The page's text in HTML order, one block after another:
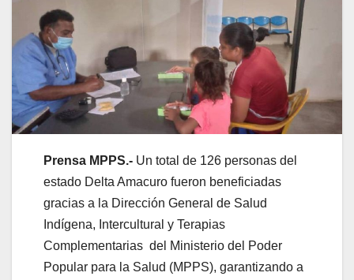
Prensa MPPS.- Un total de 126 personas del
estado Delta Amacuro fueron beneficiadas
gracias a la Dirección General de Salud
Indígena, Intercultural y Terapias
Complementarias del Ministerio del Poder
Popular para la Salud (MPPS), garantizando a